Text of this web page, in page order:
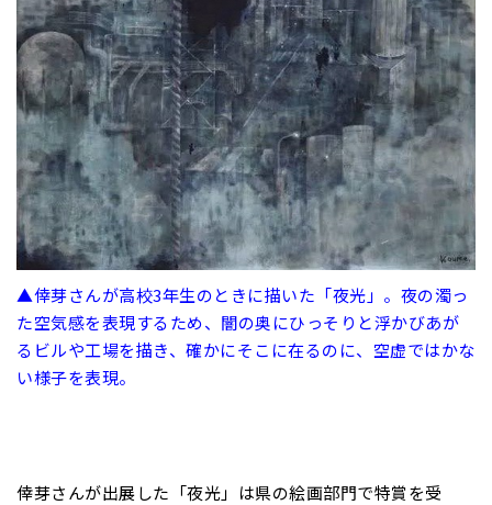
▲倖芽さんが高校3年生のときに描いた「夜光」。夜の濁っ
た空気感を表現するため、闇の奥にひっそりと浮かびあが
るビルや工場を描き、確かにそこに在るのに、空虚ではかな
い様子を表現。
倖芽さんが出展した「夜光」は県の絵画部門で特賞を受